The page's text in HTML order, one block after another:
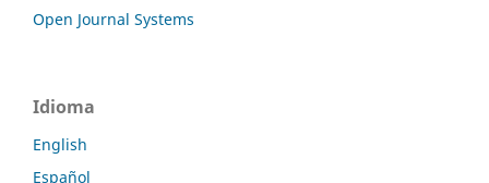
Open Journal Systems
Idioma
English
Español